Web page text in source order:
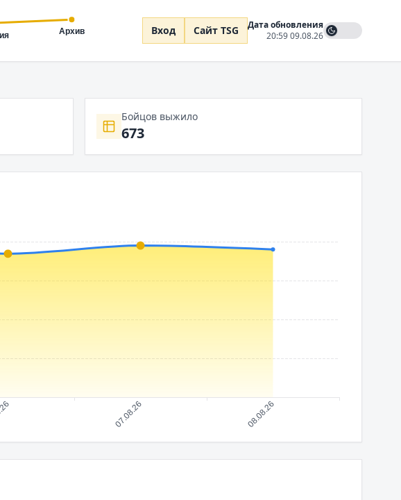
Вход Сайт TSG
Дата обновления
20:59 09.08.26
Бойцов выжило
673